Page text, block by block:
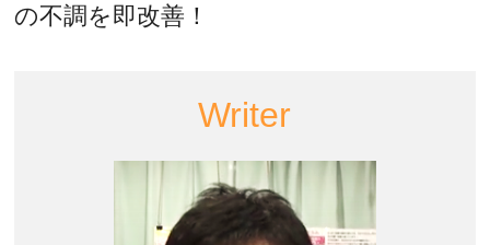
の不調を即改善！
Writer